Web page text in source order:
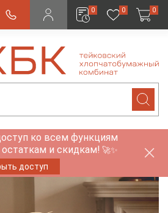
0 0 0
ко всем функциям
и скидкам! 🚀✨
доступ